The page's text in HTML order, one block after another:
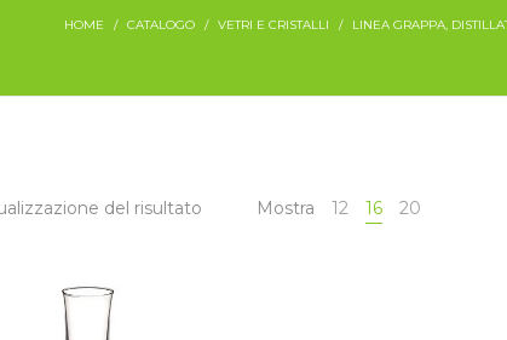
HOME / CATALOGO / VETRI E CRISTALLI / LINEA GRAPPA,
del risultato Mostra 12 16 20